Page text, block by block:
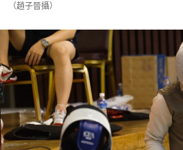
（趙子晉攝）